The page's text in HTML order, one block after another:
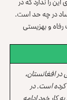
در چه حد است.
و بهزیستی
افغانستان،
است. در